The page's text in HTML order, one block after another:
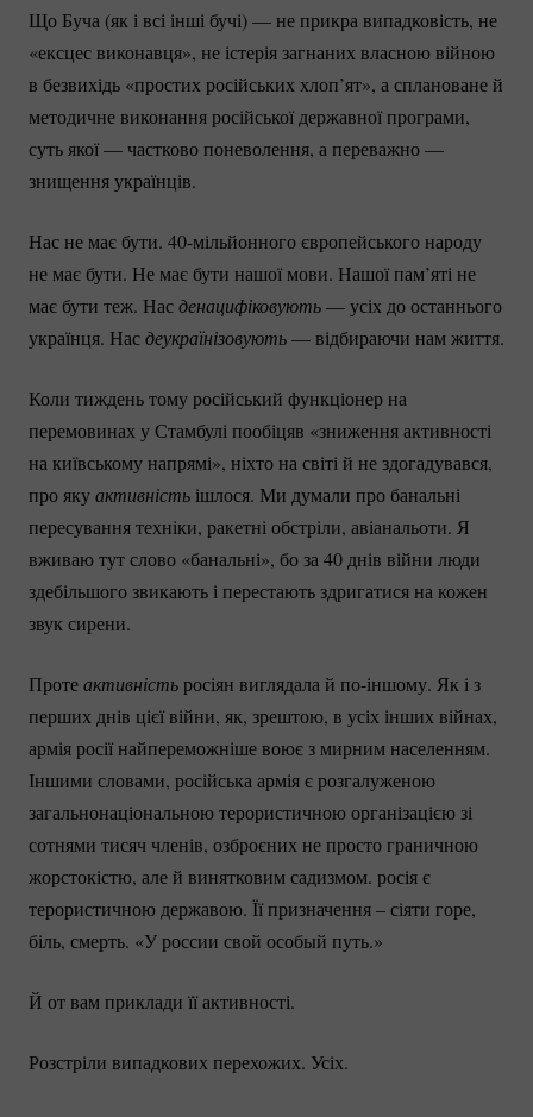
Що Буча (як і всі інші бучі) — не прикра випадковість, не
«ексцес виконавця», не істерія загнаних власною війною
в безвихідь «простих російських хлоп’ят», а сплановане й
методичне виконання російської державної програми,
суть якої — частково поневолення, а переважно —
знищення українців.
Нас не має бути. 40-мільйонногоєвропейського народу
не має бути. Не має бути нашої мови. Нашої пам’яті не
має бути теж. Насденацифіковують— усіх до останнього
українця. Насдеукраїнізовують— відбираючи нам життя.
Коли тиждень тому російський функціонер на
перемовинах у Стамбулі пообіцяв «зниження активності
на київському напрямі», ніхто на світі й не здогадувався,
про якуактивність ішлося. Ми думали про банальні
пересування техніки, ракетні обстріли, авіанальоти. Я
вживаю тут слово «банальні», бо за 40 днів війни люди
здебільшого звикають і перестають здригатися на кожен
звук сирени.
Протеактивність росіян виглядала й по-іншому. Як і з
перших днів цієї війни, як, зрештою, в усіх інших війнах,
армія росії найпереможніше воює з мирним населенням.
Іншими словами, російська армія є розгалуженою
загальнонаціональною терористичною організацією зі
сотнями тисяч членів, озброєних не просто граничною
жорстокістю, але й винятковим садизмом. росія є
терористичною державою. Її призначення – сіяти горе,
біль, смерть. «У россии свой особый путь.»
Й от вам приклади її активності.
Розстріли випадкових перехожих. Усіх.